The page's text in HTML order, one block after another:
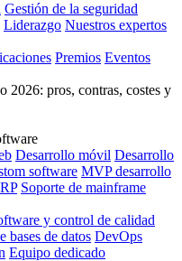
Gestión de la seguridad
Liderazgo Nuestros expertos
Premios Eventos
2026: pros, contras, costes y
Desarrollo móvil Desarrollo
software MVP desarrollo
Soporte de mainframe
y control de calidad
bases de datos DevOps
Equipo dedicado